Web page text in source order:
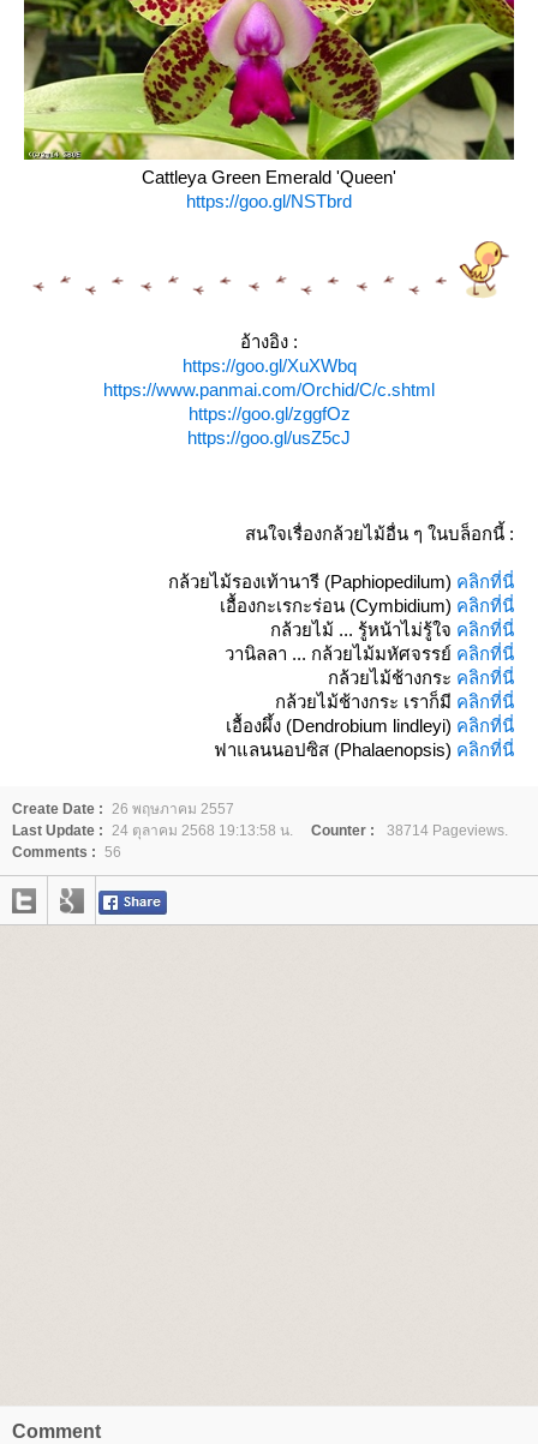
Cattleya Green Emerald 'Queen'
https://goo.gl/NSTbrd
อ้างอิง :
https://goo.gl/XuXWbq
https://www.panmai.com/Orchid/C/c.shtml
https://goo.gl/zggfOz
https://goo.gl/usZ5cJ
สนใจเรื่องกล้วยไม้อื่น ๆ ในบล็อกนี้ :
กล้วยไม้รองเท้านารี (Paphiopedilum) คลิกที่นี่
เอื้องกะเรกะร่อน (Cymbidium) คลิกที่นี่
กล้วยไม้ ... รู้หน้าไม่รู้ใจ คลิกที่นี่
วานิลลา ... กล้วยไม้มหัศจรรย์ คลิกที่นี่
กล้วยไม้ช้างกระ คลิกที่นี่
กล้วยไม้ช้างกระ เราก็มี คลิกที่นี่
เอื้องผึ้ง (Dendrobium lindleyi) คลิกที่นี่
ฟาแลนนอปซิส (Phalaenopsis) คลิกที่นี่
Create Date : 26 พฤษภาคม 2557
Last Update : 24 ตุลาคม 2568 19:13:58 น. Counter :
38714 Pageviews.
Comments : 56
Comment